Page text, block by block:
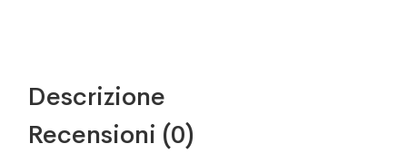
Descrizione
Recensioni (0)